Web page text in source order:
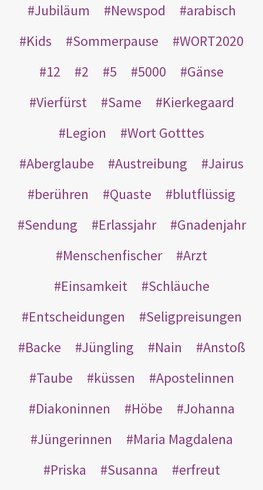
Jubiläum
Newspod
arabisch
Kids
Sommerpause
WORT2020
12
2 5 5000
Gänse
Vierfürst
Same
Kierkegaard
Legion
Wort Gotttes
Aberglaube
Austreibung
Jairus
berühren
Quaste
blutflüssig
Sendung
Erlassjahr
Gnadenjahr
Menschenfischer
Arzt
Einsamkeit
Schläuche
Entscheidungen
Seligpreisungen
Backe
Jüngling Nain
Anstoß
Taube
küssen
Apostelinnen
Diakoninnen
Höbe
Johanna
Jüngerinnen
Maria Magdalena
Priska
Susanna
erfreut